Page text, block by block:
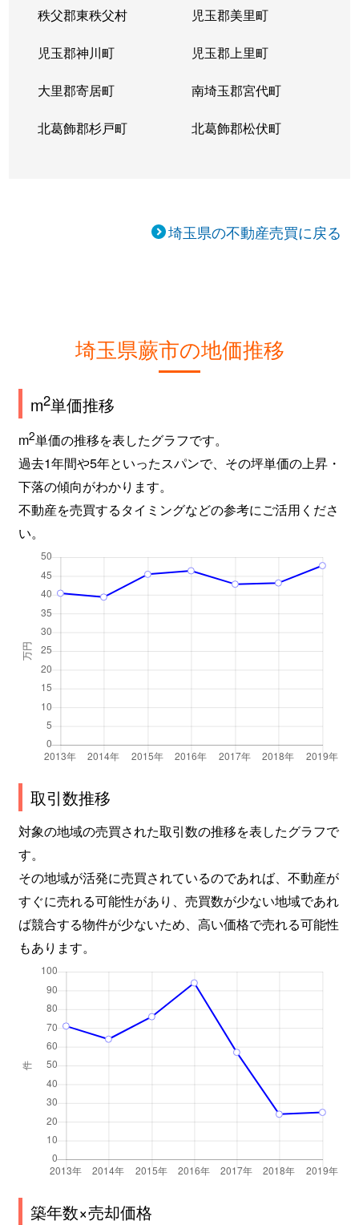
秩父郡東秩父村 児玉郡美里町
児玉郡神川町 児玉郡上里町
大里郡寄居町 南埼玉郡宮代町
北葛飾郡杉戸町 北葛飾郡松伏町
埼玉県の不動産売買に戻る
埼玉県蕨市の地価推移
m2単価推移
m2単価の推移を表したグラフです。
過去1年間や5年といったスパンで、その坪単価の上昇・
下落の傾向がわかります。
不動産を売買するタイミングなどの参考にご活用くださ
い。
取引数推移
対象の地域の売買された取引数の推移を表したグラフで
す。
その地域が活発に売買されているのであれば、不動産が
すぐに売れる可能性があり、売買数が少ない地域であれ
ば競合する物件が少ないため、高い価格で売れる可能性
もあります。
築年数×売却価格